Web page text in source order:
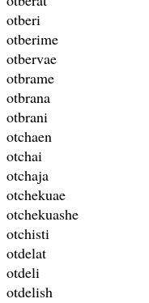
otberi
otberime
otbervae
otbrame
otbrana
otbrani
otchaen
otchai
otchaja
otchekuae
otchekuashe
otchisti
otdelat
otdeli
otdelish